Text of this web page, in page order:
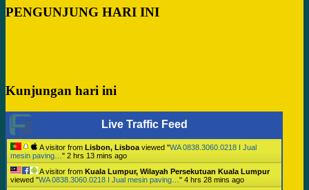
PENGUNJUNG HARI INI
Kunjungan hari ini
Live Traffic Feed
A visitor from Lisbon, Lisboa viewed "WA 0838.3060.0218 I Jual
mesin paving… " 2 hrs 13 mins ago
A visitor from Kuala Lumpur, Wilayah Persekutuan Kuala Lumpur
viewed "WA 0838.3060.0218 I Jual mesin paving… " 4 hrs 28 mins ago